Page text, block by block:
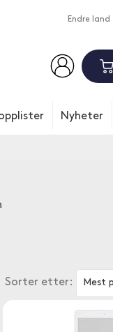
Endre land
Nyheter
Sorter etter: